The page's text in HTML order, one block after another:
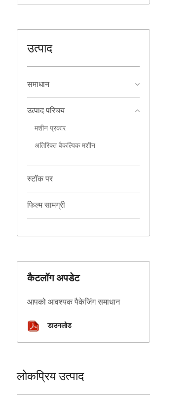
उत्पाद
समाधान
उत्पाद परिचय
मशीन प्रकार
अतिरिक्त वैकल्पिक मशीन
स्टॉक पर
फिल्म सामग्री
कैटलॉग अपडेट
आपको आवश्यक पैकेजिंग समाधान
डाउनलोड
लोकप्रिय उत्पाद